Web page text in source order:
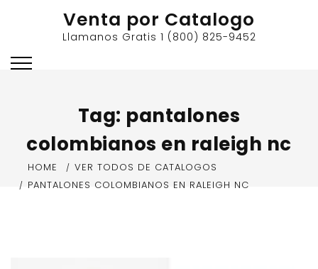
Venta por Catalogo
Llamanos Gratis 1 (800) 825-9452
Tag: pantalones
colombianos en raleigh nc
HOME
VER TODOS DE CATALOGOS
PANTALONES COLOMBIANOS EN RALEIGH NC